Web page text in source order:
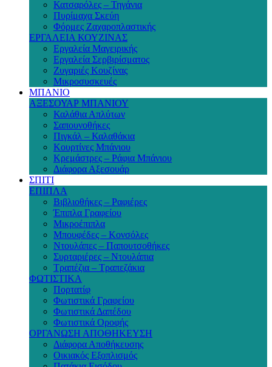
Κατσαρόλες – Τηγάνια
Πυρίμαχα Σκεύη
Φόρμες Ζαχαροπλαστικής
ΕΡΓΑΛΕΙΑ ΚΟΥΖΙΝΑΣ
Εργαλεία Μαγειρικής
Εργαλεία Σερβιρίσματος
Ζυγαριές Κουζίνας
Μικροσυσκευές
ΜΠΑΝΙΟ
ΑΞΕΣΟΥΑΡ ΜΠΑΝΙΟΥ
Καλάθια Απλύτων
Σαπουνοθήκες
Πιγκάλ – Καλαθάκια
Κουρτίνες Μπάνιου
Κρεμάστρες – Ράφια Μπάνιου
Διάφορα Αξεσουάρ
ΣΠΙΤΙ
ΕΠΙΠΛΑ
Βιβλιοθήκες – Ραφιέρες
Έπιπλα Γραφείου
Μικροέπιπλα
Μπουφέδες – Κονσόλες
Ντουλάπες – Παπουτσοθήκες
Συρταριέρες – Ντουλάπια
Τραπέζια – Τραπεζάκια
ΦΩΤΙΣΤΙΚΑ
Πορτατίφ
Φωτιστικά Γραφείου
Φωτιστικά Δαπέδου
Φωτιστικά Οροφής
ΟΡΓΑΝΩΣΗ ΑΠΟΘΗΚΕΥΣΗ
Διάφορα Αποθήκευσης
Οικιακός Εξοπλισμός